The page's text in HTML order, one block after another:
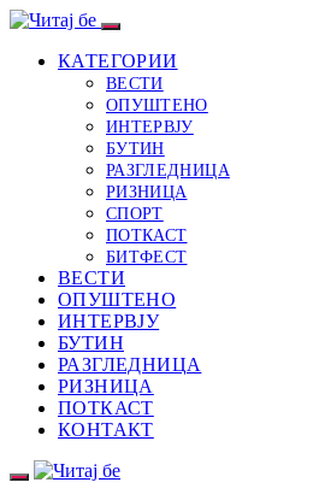
КАТЕГОРИИ
ВЕСТИ
ОПУШТЕНО
ИНТЕРВЈУ
БУТИН
РАЗГЛЕДНИЦА
РИЗНИЦА
СПОРТ
ПОТКАСТ
БИТФЕСТ
ВЕСТИ
ОПУШТЕНО
ИНТЕРВЈУ
БУТИН
РАЗГЛЕДНИЦА
РИЗНИЦА
ПОТКАСТ
КОНТАКТ